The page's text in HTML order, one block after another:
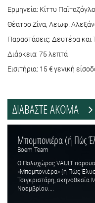
Ερμηνεία: Κίττυ
Θέατρο Ζίνα, Λεωφ.
Παραστάσεις: Δευτέρα και
Διάρκεια: 75 λεπτά
Εισιτήρια: 15 € γενική
ΔΙΑΒΑΣΤΕ ΑΚΟΜΑ
Μπομπονιέρα (ή Πώς
Boem Team
O Πολυχώρος VAULT
«Μπομπονιέρα» (ή Πώς
Τσιγκριστάρη, σκηνοθεσία
Νοεμβρίου....